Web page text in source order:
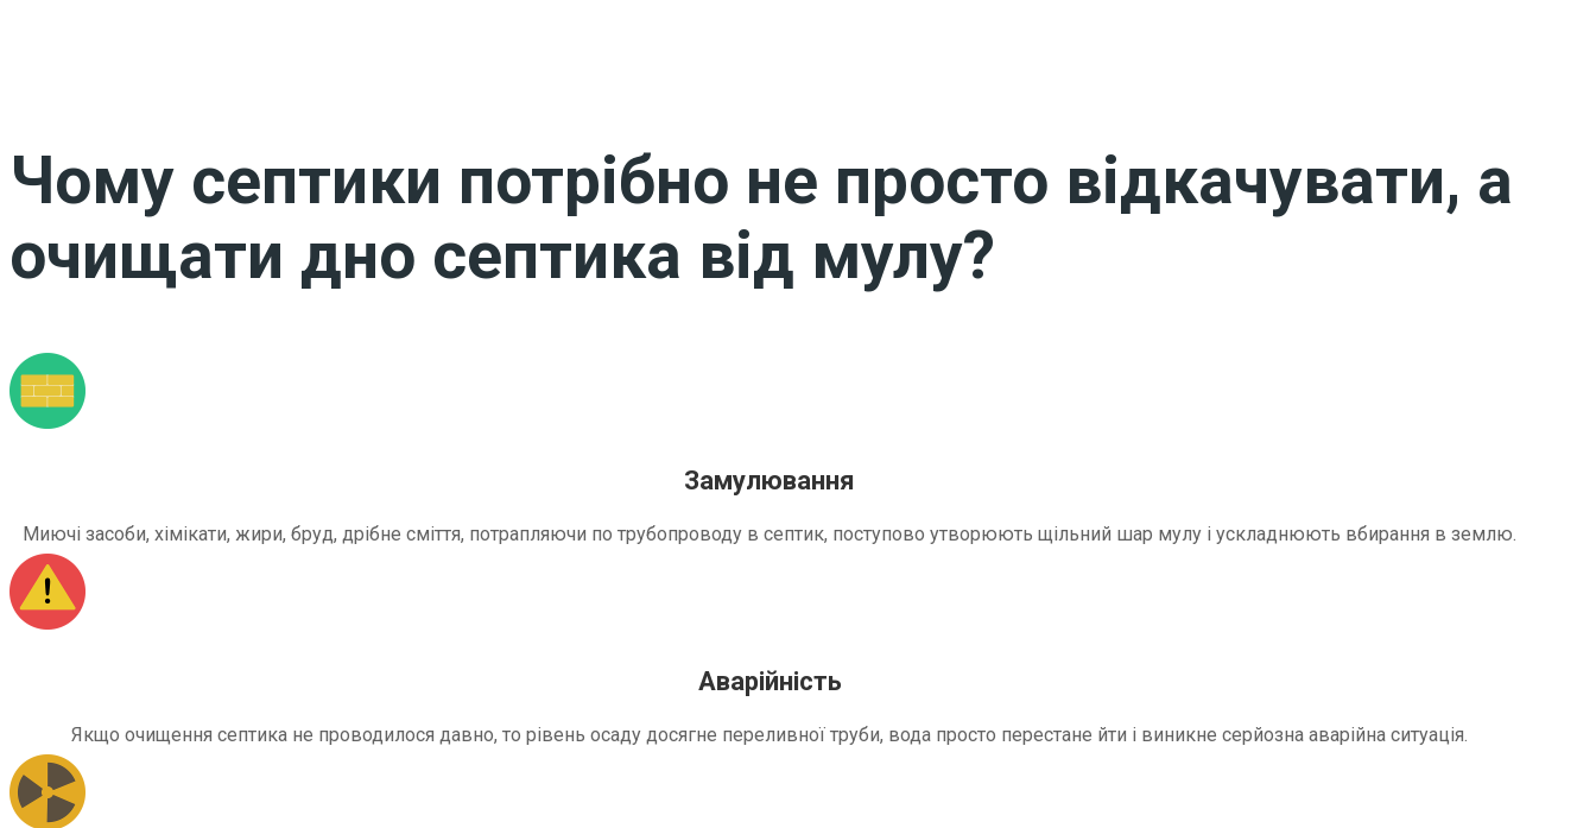
Чому септики потрібно не просто відкачувати, а
очищати дно септика від мулу?
Замулювання
Миючі засоби, хімікати, жири, бруд, дрібне сміття, потрапляючи по трубопроводу в септик, поступово утворюють щільний шар мулу і ускладнюють вбирання в землю.
Аварійність
Якщо очищення септика не проводилося давно, то рівень осаду досягне переливної труби, вода просто перестане йти і виникне серйозна аварійна ситуація.